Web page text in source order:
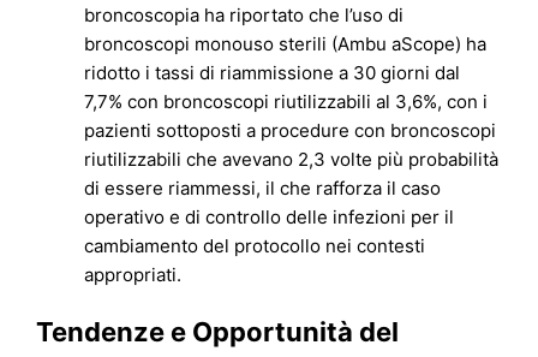
broncoscopia ha riportato che l’uso di
broncoscopi monouso sterili (Ambu aScope) ha
ridotto i tassi di riammissione a 30 giorni dal
7,7% con broncoscopi riutilizzabili al 3,6%, con i
pazienti sottoposti a procedure con broncoscopi
riutilizzabili che avevano 2,3 volte più probabilità
di essere riammessi, il che rafforza il caso
operativo e di controllo delle infezioni per il
cambiamento del protocollo nei contesti
appropriati.
Tendenze e Opportunità del